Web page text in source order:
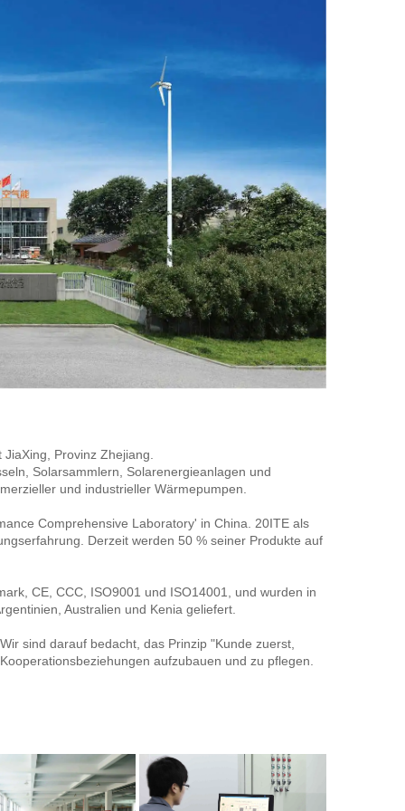
Provinz Zhejiang.
Solarsammlern, Solarenergieanlagen und
und industrieller Wärmepumpen.
Comprehensive Laboratory' in China. 20ITE als
Derzeit werden 50 % seiner Produkte auf
CE, CCC, ISO9001 und ISO14001, und wurden in
Australien und Kenia geliefert.
sind darauf bedacht, das Prinzip "Kunde zuerst,
aufzubauen und zu pflegen.